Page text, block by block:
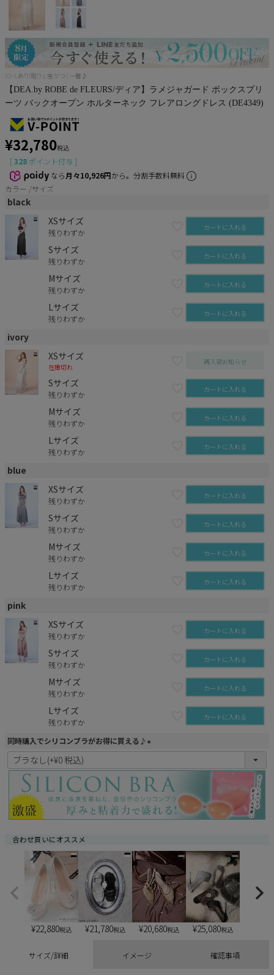
XS~Lあり!周りと差がつく一着♪
【DEA.by ROBE de FLEURS/ディア】ラメジャガード ボックスプリ
ーツ バックオープン ホルターネック フレアロングドレス (DE4349)
¥32,780税込
[328 ポイント付与 ]
なら月々10,926円から。分割手数料無料
カラー
サイズ
black
XSサイズ
残りわずか カートに入れる
Sサイズ
残りわずか カートに入れる
Mサイズ
残りわずか カートに入れる
Lサイズ
残りわずか カートに入れる
ivory
XSサイズ
在庫切れ
再入荷お知らせ
Sサイズ
残りわずか カートに入れる
Mサイズ
残りわずか カートに入れる
Lサイズ
残りわずか カートに入れる
blue
XSサイズ
残りわずか カートに入れる
Sサイズ
残りわずか カートに入れる
Mサイズ
残りわずか カートに入れる
Lサイズ
残りわずか カートに入れる
pink
XSサイズ
残りわずか カートに入れる
Sサイズ
残りわずか カートに入れる
Mサイズ
残りわずか カートに入れる
Lサイズ
残りわずか カートに入れる
同時購入でシリコンブラがお得に買える♪
(
須
)
合わせ買いにオススメ
¥22,880税込 ¥21,780税込 ¥20,680税込 ¥25,080税込
サイズ/詳細 イメージ 確認事項